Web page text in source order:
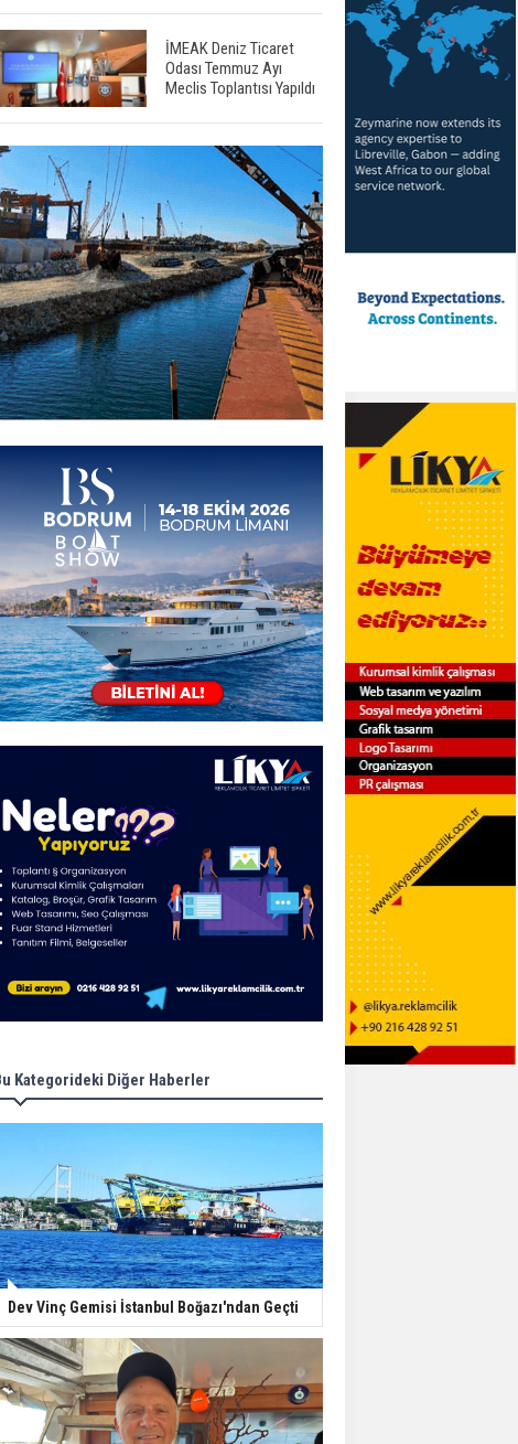
İMEAK Deniz Ticaret
Odası Temmuz Ayı
Meclis Toplantısı Yapıldı
Kategorideki Diğer Haberler
Dev Vinç Gemisi İstanbul Boğazı'ndan Geçti